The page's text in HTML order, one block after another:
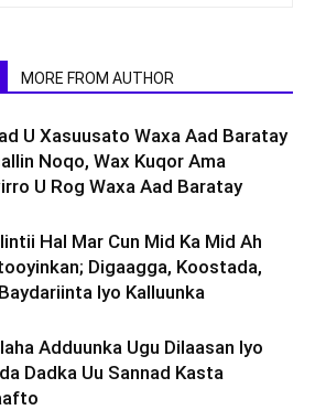
MORE FROM AUTHOR
U Xasuusato Waxa Aad Baratay
Noqo, Wax Kuqor Ama
U Rog Waxa Aad Baratay
Hal Mar Cun Mid Ka Mid Ah
Digaagga, Koostada,
Iyo Kalluunka
Adduunka Ugu Dilaasan Iyo
Dadka Uu Sannad Kasta